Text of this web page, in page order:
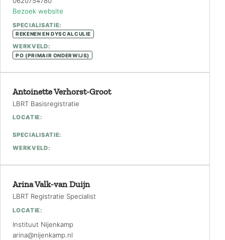
Bezoek website
SPECIALISATIE:
REKENEN EN DYSCALCULIE
WERKVELD:
PO (PRIMAIR ONDERWIJS)
Antoinette Verhorst-Groot
LBRT Basisregistratie
LOCATIE:
SPECIALISATIE:
WERKVELD:
Arina Valk-van Duijn
LBRT Registratie Specialist
LOCATIE:
Instituut Nijenkamp
arina@nijenkamp.nl